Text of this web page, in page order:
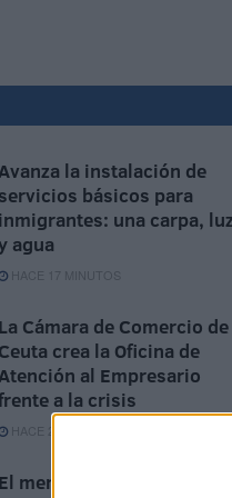
la instalación de
servicios básicos para
inmigrantes: una carpa, luz
agua
HACE 17 MINUTOS
La Cámara de Comercio de
Ceuta crea la Oficina de
al Empresario
a la crisis
HACE 2 HORAS
El mensaje que se hace viral